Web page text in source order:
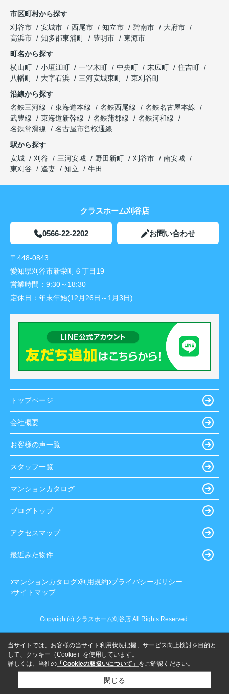
市区町村から探す
刈谷市
安城市 西尾市 知立市 碧南市
大府市
高浜市
知多郡東浦町 豊明市
東海市
町名から探す
横山町
小垣江町 一ツ木町 中央町 末広町
住吉町
八幡町
大字石浜 三河安城東町
東刈谷町
沿線から探す
名鉄三河線
東海道本線 名鉄西尾線
名鉄名古屋本線
武豊線
東海道新幹線 名鉄蒲郡線
名鉄河和線
名鉄常滑線
名古屋市営桜通線
駅から探す
安城
刈谷 三河安城 野田新町 刈谷市
南安城
東刈谷
逢妻 知立 牛田
クラスホーム刈谷店
0566-22-2202 お問い合わせ
〒448-0843
愛知県刈谷市新栄町６丁目19
営業時間： 9:30～18:30
定休日： 年末年始(12月26日～1月3日)
トップページ
会社概要
お客様の声一覧
スタッフ一覧
マンションカタログ
ブログトップ
アクセスマップ
最近みた物件
マンションカタログ 利用規約 プライバシーポリシー
サイトマップ
Copyright(c) クラスホーム刈谷店 All Rights Reserved.
当サイトでは、お客様の当サイト利用状況把握、サービス向上検討を目的と
して、クッキー（Cookie）を使用しています。
詳しくは、当社の 「Cookieの取扱いについて」 をご確認ください。
閉じる